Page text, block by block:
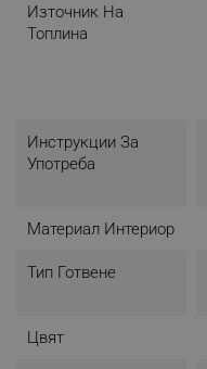
Източник На
Топлина
Инструкции За
Употреба
Материал Интериор
Тип Готвене
Цвят